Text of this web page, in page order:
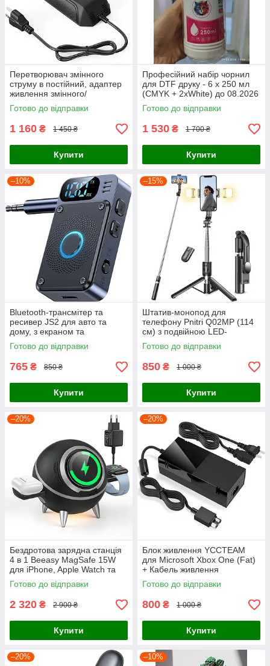
Перетворювач змінного
струму в постійний, адаптер
живлення змінного/
постійного струму 12 В 15 А
180 Вт
Готово до відправки
1 160 ₴ 1 450 ₴
Купити
Професійний набір чорнил
для DTF друку - 6 х 250 мл
(CMYK + 2xWhite) до 08.2026
Готово до відправки
1 530 ₴ 1 700 ₴
Купити
–10%
Bluetooth-трансмітер та
ресивер JS2 для авто та
дому, з екраном та
мікрофоном
Готово до відправки
765 ₴ 850 ₴
Купити
–15%
Штатив-монопод для
телефону Pnitri Q02MP (114
см) з подвійною LED-
підсвіткою та Bluetooth-
пультом, чорний
Готово до відправки
850 ₴ 1 000 ₴
Купити
–20%
Бездротова зарядна станція
4 в 1 Beeasy MagSafe 15W
для iPhone, Apple Watch та
AirPods, Чорна
Готово до відправки
2 320 ₴ 2 900 ₴
Купити
–20%
Блок живлення YCCTEAM
для Microsoft Xbox One (Fat)
+ Кабель живлення
Готово до відправки
800 ₴ 1 000 ₴
Купити
–20% –10%